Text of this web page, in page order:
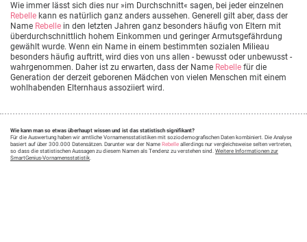
Wie immer lässt sich dies nur »im Durchschnitt« sagen, bei jeder einzelnen
Rebelle kann es natürlich ganz anders aussehen. Generell gilt aber, dass der
Name Rebelle in den letzten Jahren ganz besonders häufig von Eltern mit
überdurchschnittlich hohem Einkommen und geringer Armutsgefährdung
gewählt wurde. Wenn ein Name in einem bestimmten sozialen Milieau
besonders häufig auftritt, wird dies von uns allen - bewusst oder unbewusst -
wahrgenommen. Daher ist zu erwarten, dass der Name Rebelle für die
Generation der derzeit geborenen Mädchen von vielen Menschen mit einem
wohlhabenden Elternhaus assoziiert wird.
Wie kann man so etwas überhaupt wissen und ist das statistisch signifikant?
Für die Auswertung haben wir amtliche Vornamensstatistiken mit soziodemografischen Daten kombiniert. Die Analyse
basiert auf über 300.000 Datensätzen. Darunter war der Name Rebelle allerdings nur vergleichsweise selten vertreten,
so dass die statistischen Aussagen zu diesem Namen als Tendenz zu verstehen sind. Weitere Informationen zur
SmartGenius-Vornamensstatistik.